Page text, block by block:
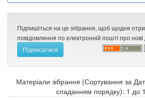
Підпишіться на це зібрання, щоб щодня
повідомлення по електронній пошті про
Матеріали зібрання (Сортування за
спаданням порядку): 1 до